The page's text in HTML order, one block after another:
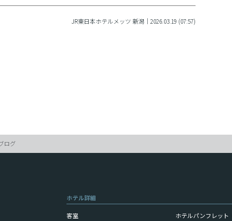
JR東日本ホテルメッツ 新潟｜2026.03.19 (07:57)
ログ
ホテル詳細
客室 ホテルパンフレット